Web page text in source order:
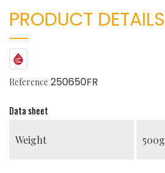
PRODUCT DETAILS
Reference 250650FR
Data sheet
Weight 500g